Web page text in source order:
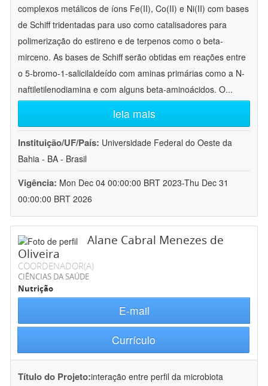
complexos metálicos de íons Fe(II), Co(II) e Ni(II) com bases
de Schiff tridentadas para uso como catalisadores para
polimerização do estireno e de terpenos como o beta-
mirceno. As bases de Schiff serão obtidas em reações entre
o 5-bromo-1-salicilaldeído com aminas primárias como a N-
naftiletilenodiamina e com alguns beta-aminoácidos. O...
leia mais
Instituição/UF/País: Universidade Federal do Oeste da
Bahia - BA - Brasil
Vigência: Mon Dec 04 00:00:00 BRT 2023-Thu Dec 31
00:00:00 BRT 2026
Alane Cabral Menezes de
Oliveira
COORDENADOR(A)
CIÊNCIAS DA SAÚDE
Nutrição
E-mail
Currículo
Título do Projeto:interação entre perfil da microbiota